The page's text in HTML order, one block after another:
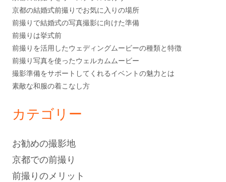
京都の結婚式前撮りでお気に入りの場所
前撮りで結婚式の写真撮影に向けた準備
前撮りは挙式前
前撮りを活用したウェディングムービーの種類と特徴
前撮り写真を使ったウェルカムムービー
撮影準備をサポートしてくれるイベントの魅力とは
素敵な和服の着こなし方
カテゴリー
お勧めの撮影地
京都での前撮り
前撮りのメリット